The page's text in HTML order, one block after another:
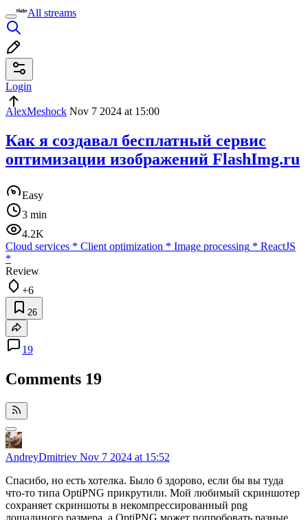
All streams
Login
AlexMeshock Nov 7 2024 at 15:00
Как я создавал бесплатный сервис
оптимизации изображений FlashImg.ru
Easy
3 min
4.2K
Cloud services * Client optimization * Image processing * ReactJS
*
Review
+6
26
19
Comments 19
AndreyDmitriev Nov 7 2024 at 15:52
Спасибо, но есть хотелка. Было б здорово, если бы вы туда
что-то типа OptiPNG прикрутили. Мой любимый скриншотер
сохраняет скриншоты в некомпрессированный png
лошадиного размера, а OptiPNG может попробовать разные